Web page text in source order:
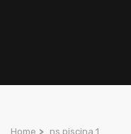
Home > ns piscina 1